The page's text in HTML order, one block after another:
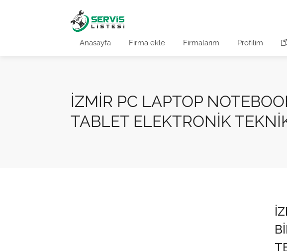
Anasayfa Firma ekle Firmalarım Profilim
İZMİR PC LAPTOP
TABLET ELEKTRONİK